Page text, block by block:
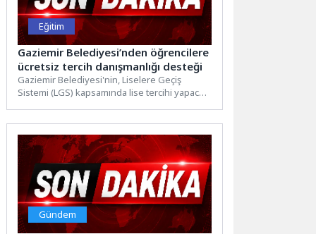
Eğitim
Gaziemir Belediyesi’nden öğrencilere
ücretsiz tercih danışmanlığı desteği
Gaziemir Belediyesi'nin, Liselere Geçiş
Sistemi (LGS) kapsamında lise tercihi yapacak
Gündem